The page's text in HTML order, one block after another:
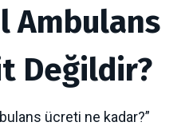
Ambulans
Değildir?
ücreti ne kadar?”